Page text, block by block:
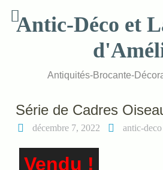
contentAntic-Déco et
Antiquités-Brocante-
Série de Cadres
décembre 7, 2022 antic-deco
Vendu !